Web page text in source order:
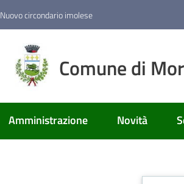
Nuovo circondario imolese
Comune di
Amministrazione Novità